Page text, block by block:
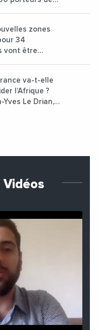
zones
34
vont être
va-t-elle
l’Afrique ?
Yves Le Drian,
Vidéos